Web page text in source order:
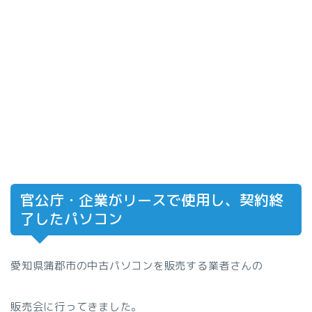
官公庁・企業がリースで使用し、契約終
了したパソコン
愛知県蒲郡市の中古パソコンを販売する業者さんの
販売会に行ってきました。